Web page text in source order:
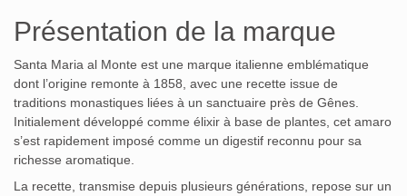
Présentation de la marque
Santa Maria al Monte est une marque italienne emblématique
dont l’origine remonte à 1858, avec une recette issue de
traditions monastiques liées à un sanctuaire près de Gênes.
Initialement développé comme élixir à base de plantes, cet amaro
s’est rapidement imposé comme un digestif reconnu pour sa
richesse aromatique.
La recette, transmise depuis plusieurs générations, repose sur un